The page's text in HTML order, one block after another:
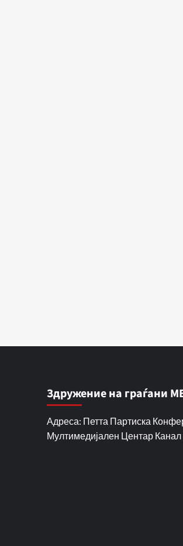
Здружение на граѓани
Адреса: Петта Партиска
Мултимедијален Центар Канал